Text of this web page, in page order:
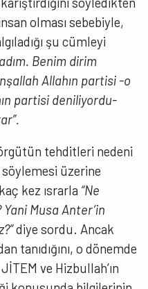
olması sebebiyle,
şu cümleyi
Benim dirim
Allahın partisi -o
partisi deniliyordu-
tehditleri nedeni
söylemesi üzerine
kez ısrarla “Ne
Musa Anter’in
diye sordu. Ancak
tanıdığını, o dönemde
ve Hizbullah’ın